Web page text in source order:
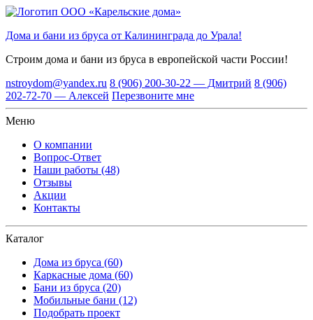
Дома и бани из бруса от Калининграда до Урала!
Строим дома и бани из бруса в европейской части России!
nstroydom@yandex.ru 8 (906) 200-30-22 — Дмитрий 8 (906)
202-72-70 — Алексей Перезвоните мне
Меню
О компании
Вопрос-Ответ
Наши работы (48)
Отзывы
Акции
Контакты
Каталог
Дома из бруса (60)
Каркасные дома (60)
Бани из бруса (20)
Мобильные бани (12)
Подобрать проект